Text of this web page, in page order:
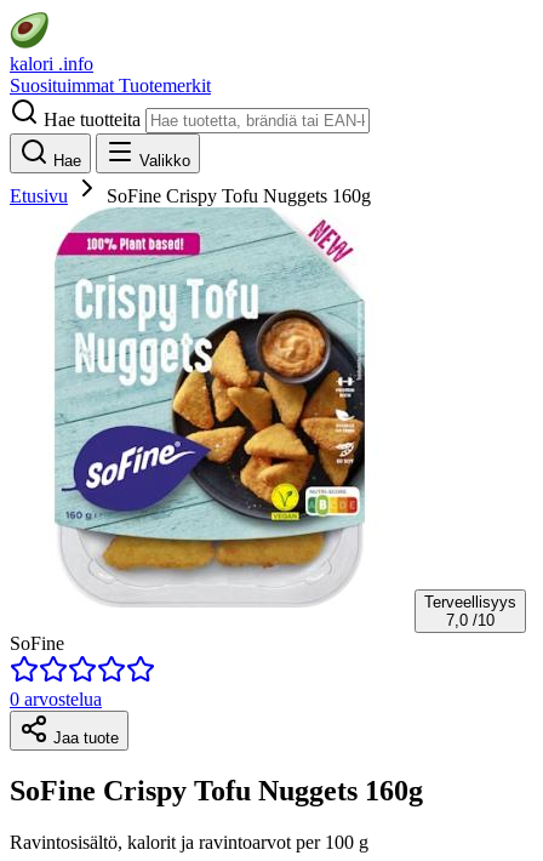
kalori .info
Suosituimmat Tuotemerkit
Hae tuotteita
Hae Valikko
Etusivu SoFine Crispy Tofu Nuggets 160g
Terveellisyys
7,0 /10
SoFine
0 arvostelua
Jaa tuote
SoFine Crispy Tofu Nuggets 160g
Ravintosisältö, kalorit ja ravintoarvot per 100 g